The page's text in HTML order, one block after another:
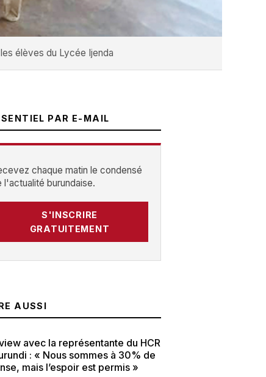
élèves du Lycée Ijenda
PAR E-MAIL
chaque matin le condensé
l'actualité burundaise.
S'INSCRIRE
GRATUITEMENT
AUSSI
avec la représentante du HCR
: « Nous sommes à 30% de
mais l’espoir est permis »